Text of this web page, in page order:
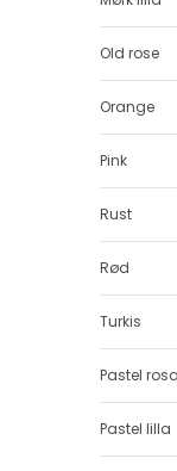
Old rose
Orange
Pink
Rust
Rød
Turkis
Pastel rosa
Pastel lilla